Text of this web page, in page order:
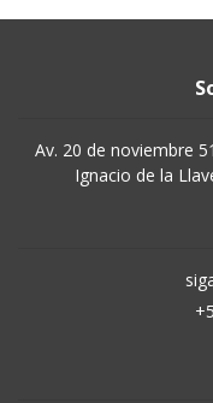
Av. 20 de noviembre
Ignacio de la